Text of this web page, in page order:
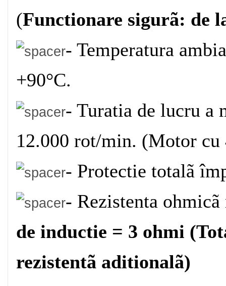
(Functionare sigurã: de
- Temperatura
+90°C.
- Turatia de lucru a
12.000 rot/min. (Motor
- Protectie totalã
- Rezistenta
de inductie = 3 ohmi
rezistentã aditionalã)